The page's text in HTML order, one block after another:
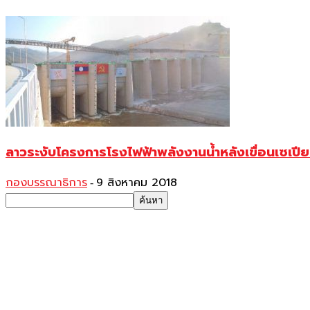
ลาวระงับโครงการโรงไฟฟ้าพลังงานน้ำหลังเขื่อนเซเ
กองบรรณาธิการ - 9 สิงหาคม 2018